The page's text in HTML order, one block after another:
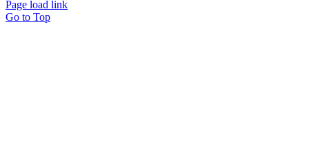
Page load link
Go to Top